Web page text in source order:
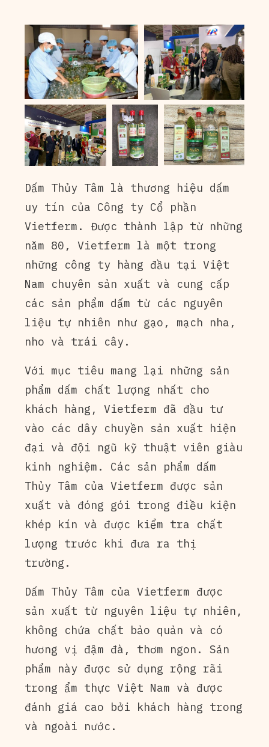
Dấm Thủy Tâm là thương hiệu dấm
uy tín của Công ty Cổ phần
Vietferm. Được thành lập từ những
năm 80, Vietferm là một trong
những công ty hàng đầu tại Việt
Nam chuyên sản xuất và cung cấp
các sản phẩm dấm từ các nguyên
liệu tự nhiên như gạo, mạch nha,
nho và trái cây.
Với mục tiêu mang lại những sản
phẩm dấm chất lượng nhất cho
khách hàng, Vietferm đã đầu tư
vào các dây chuyền sản xuất hiện
đại và đội ngũ kỹ thuật viên giàu
kinh nghiệm. Các sản phẩm dấm
Thủy Tâm của Vietferm được sản
xuất và đóng gói trong điều kiện
khép kín và được kiểm tra chất
lượng trước khi đưa ra thị
trường.
Dấm Thủy Tâm của Vietferm được
sản xuất từ nguyên liệu tự nhiên,
không chứa chất bảo quản và có
hương vị đậm đà, thơm ngon. Sản
phẩm này được sử dụng rộng rãi
trong ẩm thực Việt Nam và được
đánh giá cao bởi khách hàng trong
và ngoài nước.